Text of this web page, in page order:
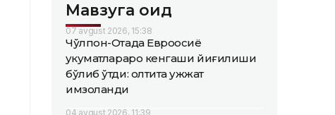
Мавзуга оид
07 avgust 2026, 15:38
Чўлпон-Отада Евроосиё
ҳукуматлараро кенгаши йиғилиши
бўлиб ўтди: олтита ҳужжат
имзоланди
04 avgust 2026, 11:39